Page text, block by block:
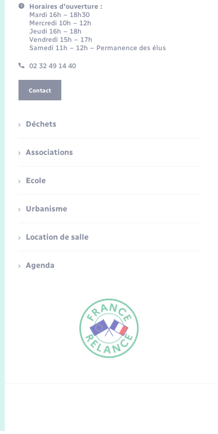
FR
Horaires d'ouverture :
Mardi 16h – 18h30
Mercredi 10h – 12h
Jeudi 16h – 18h
Vendredi 15h – 17h
Samedi 11h – 12h – Permanence des élus
02 32 49 14 40
Contact
Déchets
Associations
Ecole
Urbanisme
Location de salle
Agenda